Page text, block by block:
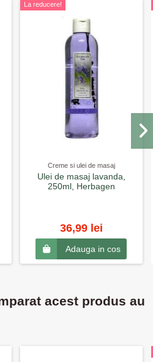
La reducere!
Creme si ulei de masaj
Ulei de masaj lavanda,
250ml, Herbagen
36,99 lei
Adauga in cos
acest produs au